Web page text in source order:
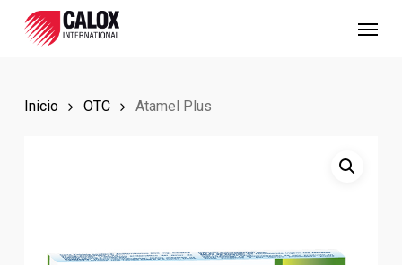
Inicio OTC Atamel Plus